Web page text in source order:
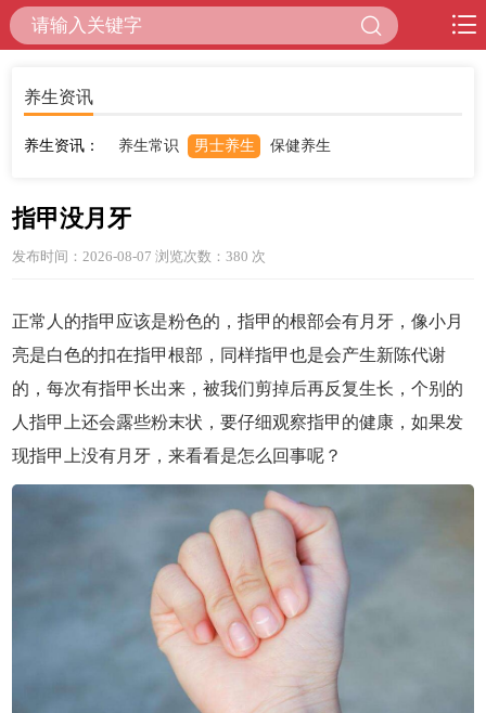
养生资讯
养生资讯： 养生常识 男士养生 保健养生
指甲没月牙
发布时间：2026-08-07 浏览次数：380 次
正常人的指甲应该是粉色的，指甲的根部会有月牙，像小月
亮是白色的扣在指甲根部，同样指甲也是会产生新陈代谢
的，每次有指甲长出来，被我们剪掉后再反复生长，个别的
人指甲上还会露些粉末状，要仔细观察指甲的健康，如果发
现指甲上没有月牙，来看看是怎么回事呢？